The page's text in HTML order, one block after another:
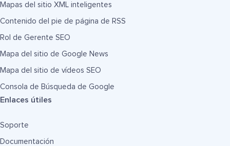
Mapas del sitio XML inteligentes
Contenido del pie de página de RSS
Rol de Gerente SEO
Mapa del sitio de Google News
Mapa del sitio de vídeos SEO
Consola de Búsqueda de Google
Enlaces útiles
Soporte
Documentación